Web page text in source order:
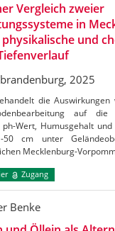
Vergleich zweier
in
und
2025
die
auf die
ph-Wert, Humusgehalt
50 cm unter
Mecklenburg-
Zugang
Benke